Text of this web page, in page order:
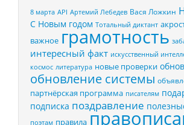
8 марта API Артемий Лебедев Вася Ложкин
С Новым годом Тотальный диктант
важное грамотность
интересный факт искусственный
космос литература новые проверки
обновление системы
партнёрская программа писателям
подписка поздравление
поэтам правила